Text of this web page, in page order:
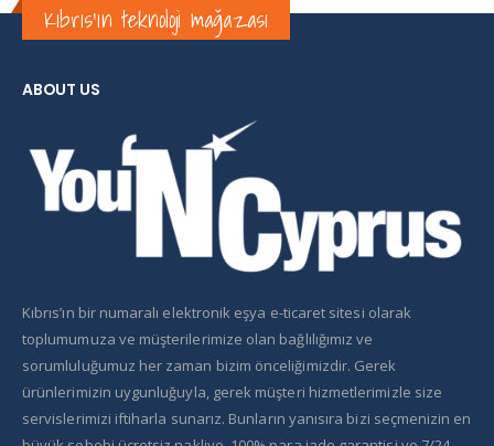
Kıbrıs'ın teknoloji mağazası
ABOUT US
Kıbrıs’ın bir numaralı elektronik eşya e-ticaret sitesi olarak
toplumumuza ve müşterilerimize olan bağlılığımız ve
sorumluluğumuz her zaman bizim önceliğimizdir. Gerek
ürünlerimizin uygunluğuyla, gerek müşteri hizmetlerimizle size
servislerimizi iftiharla sunarız. Bunların yanısıra bizi seçmenizin en